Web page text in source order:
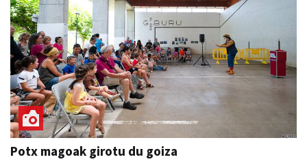
Potx magoak girotu du goiza